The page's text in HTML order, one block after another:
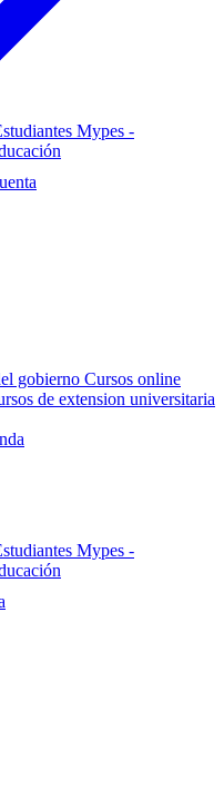
Mypes -
gobierno Cursos online
de extension universitaria
Mypes -